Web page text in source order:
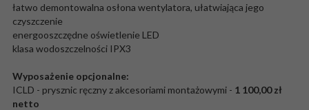
łatwo demontowalna osłona wentylatora, ułatwiająca jego
czyszczenie
energooszczędne oświetlenie LED
klasa wodoszczelności IPX3
Wyposażenie opcjonalne:
ICLD - prysznic ręczny z akcesoriami montażowymi - 1 100,00 zł
netto